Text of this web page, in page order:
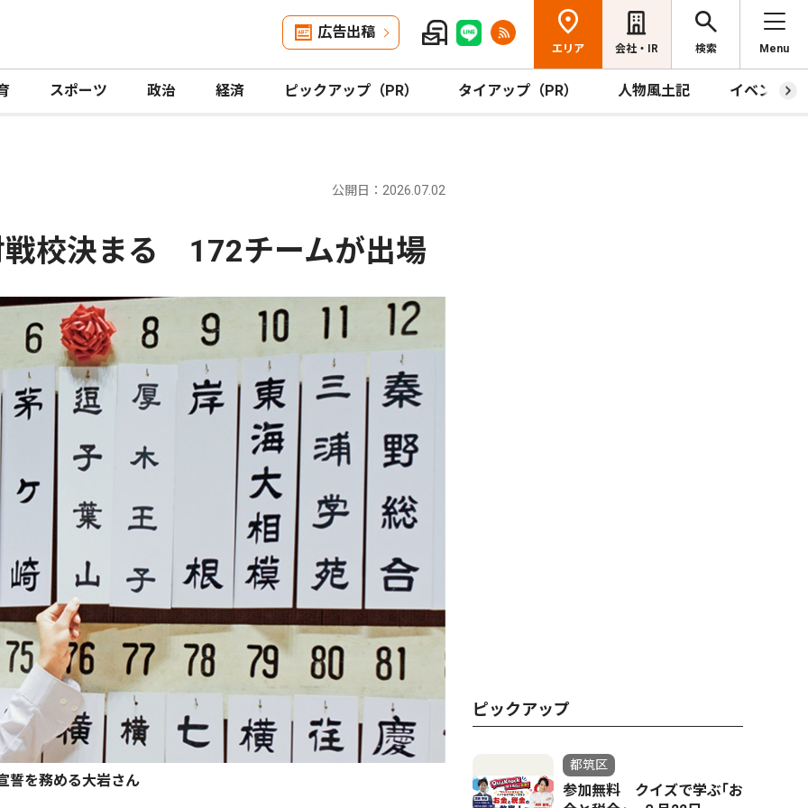
広告出稿
エリア 会社・IR 検索 Menu
スポーツ 政治 経済 ピックアップ（PR） タイアップ（PR） 人物風土記 イベント
公開日：2026.07.02
校決まる 172チームが出場
誓を務める大岩さん
ピックアップ
都筑区
参加無料 クイズで学ぶ｢お